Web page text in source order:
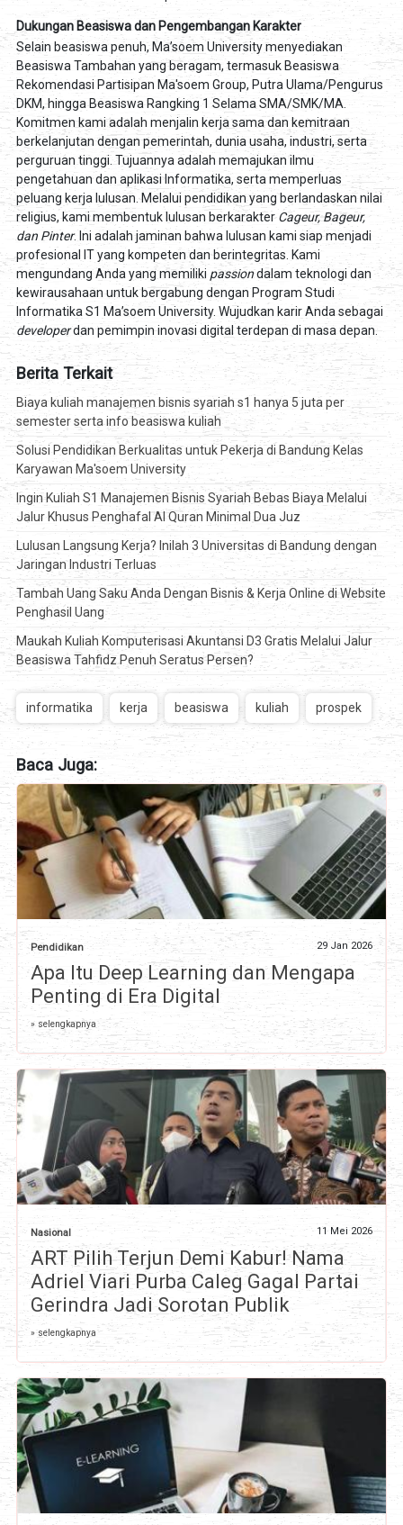
Dukungan Beasiswa dan Pengembangan Karakter
Selain beasiswa penuh, Ma’soem University menyediakan
Beasiswa Tambahan yang beragam, termasuk Beasiswa
Rekomendasi Partisipan Ma'soem Group, Putra Ulama/Pengurus
DKM, hingga Beasiswa Rangking 1 Selama SMA/SMK/MA.
Komitmen kami adalah menjalin kerja sama dan kemitraan
berkelanjutan dengan pemerintah, dunia usaha, industri, serta
perguruan tinggi. Tujuannya adalah memajukan ilmu
pengetahuan dan aplikasi Informatika, serta memperluas
peluang kerja lulusan. Melalui pendidikan yang berlandaskan nilai
religius, kami membentuk lulusan berkarakter Cageur, Bageur,
dan Pinter. Ini adalah jaminan bahwa lulusan kami siap menjadi
profesional IT yang kompeten dan berintegritas. Kami
mengundang Anda yang memiliki passiondalam teknologi dan
kewirausahaan untuk bergabung dengan Program Studi
Informatika S1 Ma’soem University. Wujudkan karir Anda sebagai
developerdan pemimpin inovasi digital terdepan di masa depan.
Berita Terkait
Biaya kuliah manajemen bisnis syariah s1 hanya 5 juta per
semester serta info beasiswa kuliah
Solusi Pendidikan Berkualitas untuk Pekerja di Bandung Kelas
Karyawan Ma'soem University
Ingin Kuliah S1 Manajemen Bisnis Syariah Bebas Biaya Melalui
Jalur Khusus Penghafal Al Quran Minimal Dua Juz
Lulusan Langsung Kerja? Inilah 3 Universitas di Bandung dengan
Jaringan Industri Terluas
Tambah Uang Saku Anda Dengan Bisnis & Kerja Online di Website
Penghasil Uang
Maukah Kuliah Komputerisasi Akuntansi D3 Gratis Melalui Jalur
Beasiswa Tahfidz Penuh Seratus Persen?
informatika kerja beasiswa kuliah prospek
Baca Juga:
Pendidikan 29 Jan 2026
Apa Itu Deep Learning dan Mengapa
Penting di Era Digital
» selengkapnya
Nasional 11 Mei 2026
ART Pilih Terjun Demi Kabur! Nama
Adriel Viari Purba Caleg Gagal Partai
Gerindra Jadi Sorotan Publik
» selengkapnya